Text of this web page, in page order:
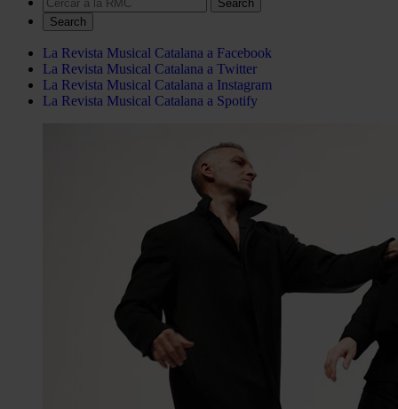
Search
La Revista Musical Catalana a Facebook
La Revista Musical Catalana a Twitter
La Revista Musical Catalana a Instagram
La Revista Musical Catalana a Spotify